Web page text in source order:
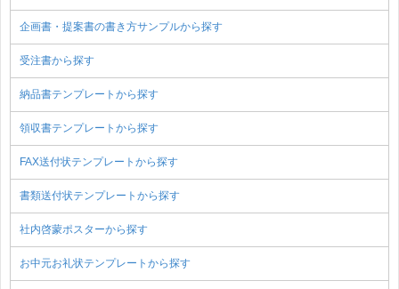
企画書・提案書の書き方サンプルから探す
受注書から探す
納品書テンプレートから探す
領収書テンプレートから探す
FAX送付状テンプレートから探す
書類送付状テンプレートから探す
社内啓蒙ポスターから探す
お中元お礼状テンプレートから探す